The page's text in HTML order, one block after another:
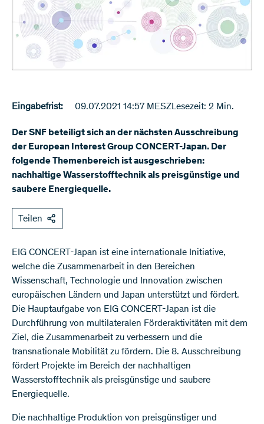
Eingabefrist: 09.07.2021 14:57 MESZLesezeit: 2 Min.
Der SNF beteiligt sich an der nächsten Ausschreibung
der European Interest Group CONCERT-Japan. Der
folgende Themenbereich ist ausgeschrieben:
nachhaltige Wasserstofftechnik als preisgünstige und
saubere Energiequelle.
Teilen
EIG CONCERT-Japan ist eine internationale Initiative,
welche die Zusammenarbeit in den Bereichen
Wissenschaft, Technologie und Innovation zwischen
europäischen Ländern und Japan unterstützt und fördert.
Die Hauptaufgabe von EIG CONCERT-Japan ist die
Durchführung von multilateralen Förderaktivitäten mit dem
Ziel, die Zusammenarbeit zu verbessern und die
transnationale Mobilität zu fördern. Die 8. Ausschreibung
fördert Projekte im Bereich der nachhaltigen
Wasserstofftechnik als preisgünstige und saubere
Energiequelle.
Die nachhaltige Produktion von preisgünstiger und